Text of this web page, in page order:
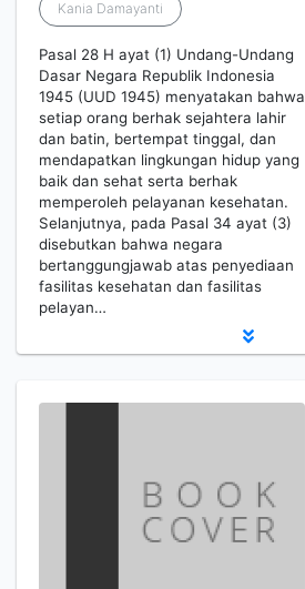
Kania Damayanti
Pasal 28 H ayat (1) Undang-Undang
Dasar Negara Republik Indonesia
1945 (UUD 1945) menyatakan bahwa
setiap orang berhak sejahtera lahir
dan batin, bertempat tinggal, dan
mendapatkan lingkungan hidup yang
baik dan sehat serta berhak
memperoleh pelayanan kesehatan.
Selanjutnya, pada Pasal 34 ayat (3)
disebutkan bahwa negara
bertanggungjawab atas penyediaan
fasilitas kesehatan dan fasilitas
pelayan…